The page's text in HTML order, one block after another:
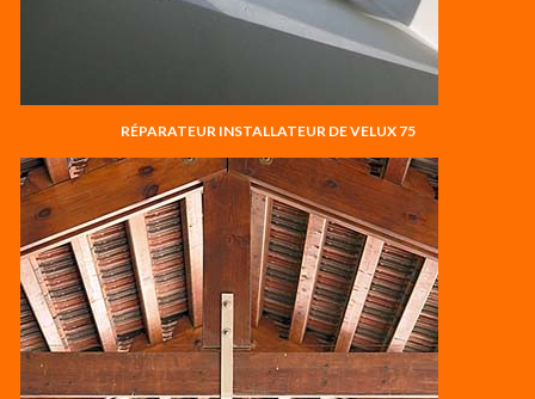
RÉPARATEUR INSTALLATEUR DE VELUX 75